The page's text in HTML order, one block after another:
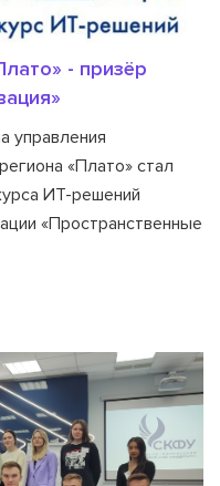
- призёр
управления
«Плато» стал
ИТ-решений
«Пространственные